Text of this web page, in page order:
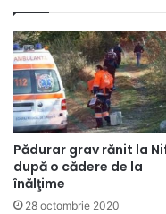
Pădurar grav rănit la
după o cădere de la
înălţime
28 octombrie 2020